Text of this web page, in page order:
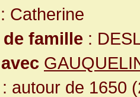
: Catherine
de famille :
: autour de 1650